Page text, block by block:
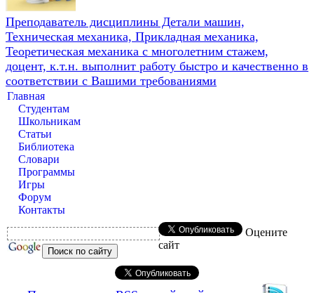
Преподаватель дисциплины Детали машин,
Техническая механика, Прикладная механика,
Теоретическая механика с многолетним стажем,
доцент, к.т.н. выполнит работу быстро и качественно в
соответствии с Вашими требованиями
Главная
Студентам
Школьникам
Статьи
Библиотека
Словари
Программы
Игры
Форум
Контакты
Оцените
сайт